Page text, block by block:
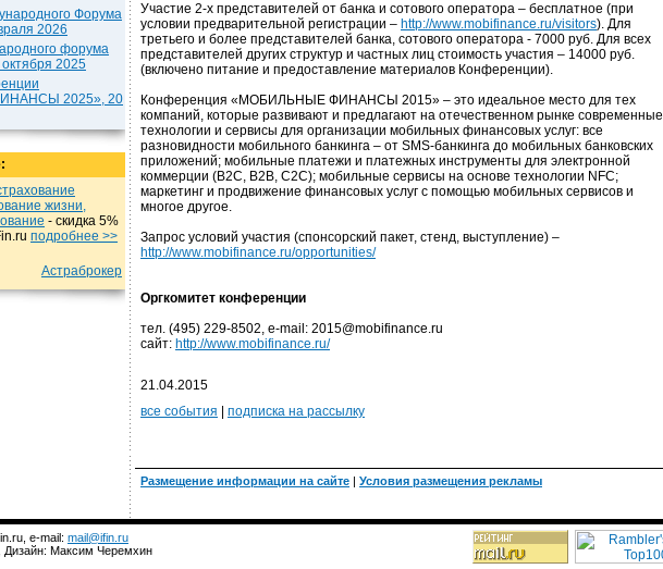
Форума
2026
форума
2025
2025», 20
жизни,
- cкидка 5%
подробнеe >>
Астраброкер
Участие 2-х представителей от банка и сотового оператора – бесплатное (при
условии предварительной регистрации – http://www.mobifinance.ru/visitors). Для
третьего и более представителей банка, сотового оператора - 7000 руб. Для всех
представителей других структур и частных лиц стоимость участия – 14000 руб.
(включено питание и предоставление материалов Конференции).
Конференция «МОБИЛЬНЫЕ ФИНАНСЫ 2015» – это идеальное место для тех
компаний, которые развивают и предлагают на отечественном рынке современные
технологии и сервисы для организации мобильных финансовых услуг: все
разновидности мобильного банкинга – от SMS-банкинга до мобильных банковских
приложений; мобильные платежи и платежных инструменты для электронной
коммерции (B2C, B2B, C2C); мобильные сервисы на основе технологии NFC;
маркетинг и продвижение финансовых услуг с помощью мобильных сервисов и
многое другое.
Запрос условий участия (спонсорский пакет, стенд, выступление) –
http://www.mobifinance.ru/opportunities/
Оргкомитет конференции
тел. (495) 229-8502, e-mail: 2015@mobifinance.ru
сайт: http://www.mobifinance.ru/
21.04.2015
все события
подписка на рассылку
Размещение информации на сайте | Условия размещения рекламы
e-mail: mail@ifin.ru
Дизайн: Максим Черемхин